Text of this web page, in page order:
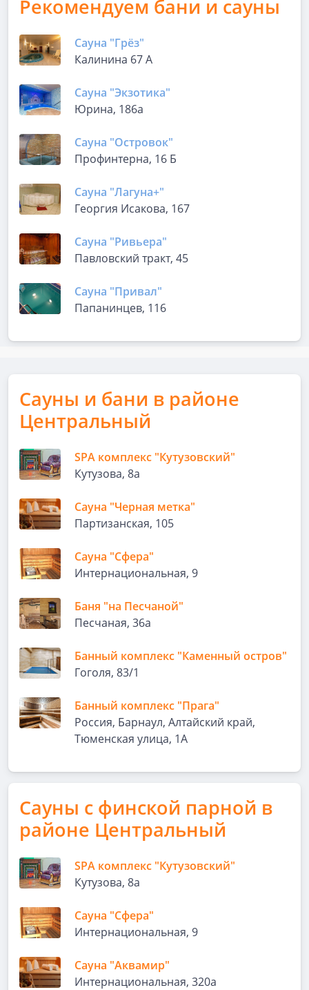
Рекомендуем бани и сауны
Сауна "Грёз"
Калинина 67 А
Сауна "Экзотика"
Юрина, 186а
Сауна "Островок"
Профинтерна, 16 Б
Сауна "Лагуна+"
Георгия Исакова, 167
Сауна "Ривьера"
Павловский тракт, 45
Сауна "Привал"
Папанинцев, 116
Сауны и бани в районе
Центральный
SPA комплекс "Кутузовский"
Кутузова, 8а
Сауна "Черная метка"
Партизанская, 105
Сауна "Сфера"
Интернациональная, 9
Баня "на Песчаной"
Песчаная, 36а
Банный комплекс "Каменный остров"
Гоголя, 83/1
Банный комплекс "Прага"
Россия, Барнаул, Алтайский край,
Тюменская улица, 1А
Сауны с финской парной в
районе Центральный
SPA комплекс "Кутузовский"
Кутузова, 8а
Сауна "Сфера"
Интернациональная, 9
Сауна "Аквамир"
Интернациональная, 320а